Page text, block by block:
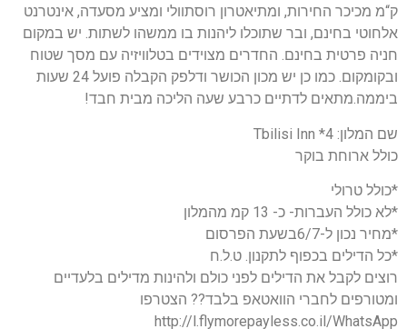
ק“מ מכיכר החירות, ומתיאטרון רוסתוולי ומציע מסעדה, אינטרנט
אלחוטי בחינם, ובר שתוכלו ליהנות בו ממשהו לשתות. יש במקום
חניה פרטית בחינם. החדרים מצוידים בטלוויזיה עם מסך שטוח
ובקומקום. כמו כן יש מכון הכושר ודלפק הקבלה פועל 24 שעות
ביממה.מתאים לדתיים כרבע שעה הליכה מבית חבד!
שם המלון: 4* Tbilisi Inn
כולל ארוחת בוקר
*כולל טרולי
*לא כולל העברות- כ- 13 קמ מהמלון
*מחיר נכון ל-6/7בשעת הפרסום
*כל הדילים בכפוף לתקנון. ט.ל.ח
רוצים לקבל את הדילים לפני כולם ולהינות מדילים בלעדיים
ומטורפים לחברי הוואטאפ בלבד?? הצטרפו
http://l.flymorepayless.co.il/WhatsApp